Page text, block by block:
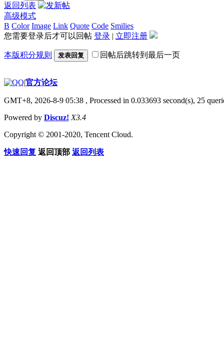
返回列表
高级模式
B Color Image Link Quote Code Smilies
您需要登录后才可以回帖 登录 | 立即注册
本版积分规则 发表回复 回帖后跳转到最后一页
|官方论坛
GMT+8, 2026-8-9 05:38 , Processed in 0.033693 second(s), 25
Powered by Discuz! X3.4
Copyright © 2001-2020, Tencent Cloud.
快速回复 返回顶部 返回列表